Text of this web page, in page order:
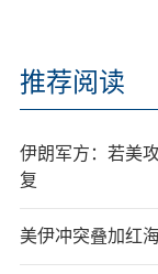
推荐阅读
伊朗军方：若美
复
美伊冲突叠加红